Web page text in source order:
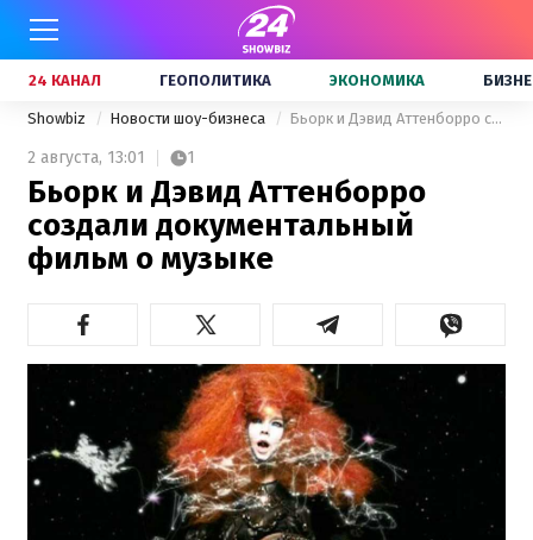
24 КАНАЛ ГЕОПОЛИТИКА ЭКОНОМИКА
Showbiz Новости шоу-бизнеса Бьорк и Дэвид Аттенборро создали документальный фильм о музыке
2 августа, 13:01 1
Бьорк и Дэвид Аттенборро
создали документальный
фильм о музыке